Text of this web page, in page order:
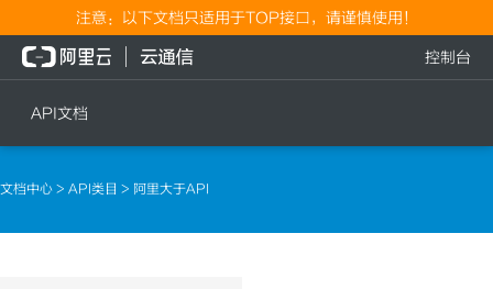
注意：以下文档只适用于TOP接口，请谨慎使用！
API文档
控制台
文档中心 > API类目 > 阿里大于API